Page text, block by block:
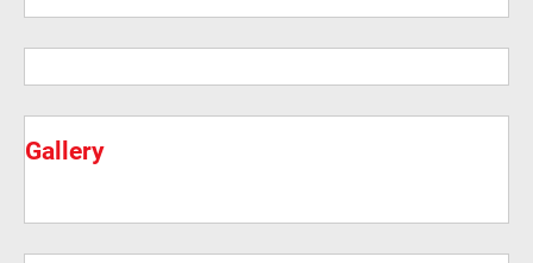
Gallery